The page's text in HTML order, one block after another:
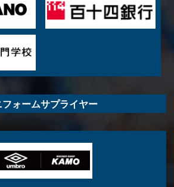
フォームサプライヤー